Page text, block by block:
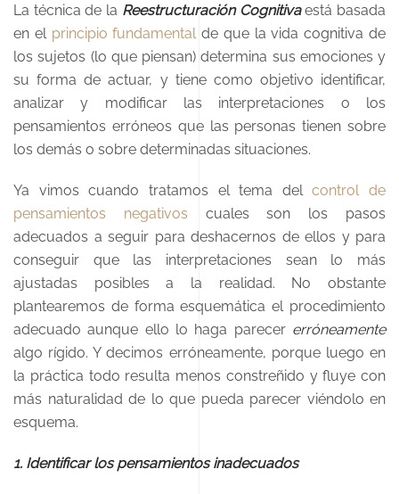
La técnica de la Reestructuración Cognitiva está basada
en el principio fundamentalde que la vida cognitiva de
los sujetos (lo que piensan) determina sus emociones y
su forma de actuar, y tiene como objetivo identificar,
analizar y modificar las interpretaciones o los
pensamientos erróneos que las personas tienen sobre
los demás o sobre determinadas situaciones.
Ya vimos cuando tratamos el tema delcontrol de
pensamientos negativos cuales son los pasos
adecuados a seguir para deshacernos de ellos y para
conseguir que las interpretaciones sean lo más
ajustadas posibles a la realidad. No obstante
plantearemos de forma esquemática el procedimiento
adecuado aunque ello lo haga parecer erróneamente
algo rígido. Y decimos erróneamente, porque luego en
la práctica todo resulta menos constreñido y fluye con
más naturalidad de lo que pueda parecer viéndolo en
esquema.
1. Identificar los pensamientos inadecuados